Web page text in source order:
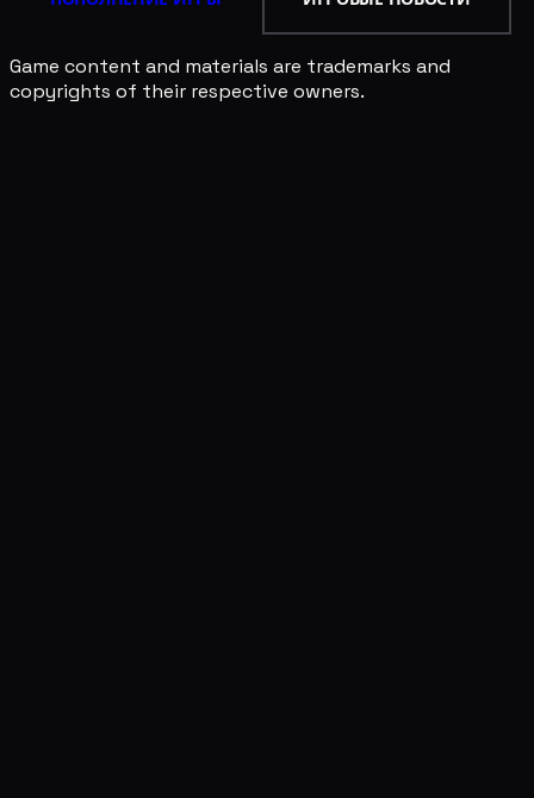
Game content and materials are trademarks and
copyrights of their respective owners.